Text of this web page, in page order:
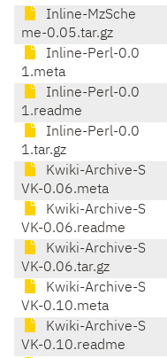
Inline-MzSche
me-0.05.tar.gz
Inline-Perl-0.0
1.meta
Inline-Perl-0.0
1.readme
Inline-Perl-0.0
1.tar.gz
Kwiki-Archive-S
VK-0.06.meta
Kwiki-Archive-S
VK-0.06.readme
Kwiki-Archive-S
VK-0.06.tar.gz
Kwiki-Archive-S
VK-0.10.meta
Kwiki-Archive-S
VK-0.10.readme